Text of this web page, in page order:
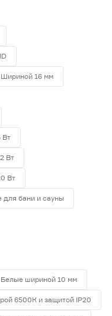
Шириной 16 мм
Вт
Вт
Вт
для бани и сауны
Белые шириной 10 мм
6500К и защитой IP20